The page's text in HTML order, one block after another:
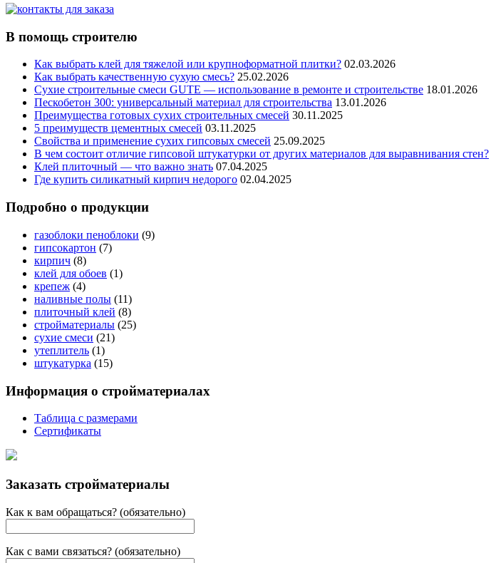
В помощь строителю
Как выбрать клей для тяжелой или крупноформатной плитки? 02.03.2026
Как выбрать качественную сухую смесь? 25.02.2026
Сухие строительные смеси GUTE — использование в ремонте и строительстве 18.01.2026
Пескобетон 300: универсальный материал для строительства 13.01.2026
Преимущества готовых сухих строительных смесей 30.11.2025
5 преимуществ цементных смесей 03.11.2025
Свойства и применение сухих гипсовых смесей 25.09.2025
В чем состоит отличие гипсовой штукатурки от других материалов для выравнивания стен?
Клей плиточный — что важно знать 07.04.2025
Где купить силикатный кирпич недорого 02.04.2025
Подробно о продукции
газоблоки пеноблоки (9)
гипсокартон (7)
кирпич (8)
клей для обоев (1)
крепеж (4)
наливные полы (11)
плиточный клей (8)
стройматериалы (25)
сухие смеси (21)
утеплитель (1)
штукатурка (15)
Информация о стройматериалах
Таблица с размерами
Сертификаты
Заказать стройматериалы
Как к вам обращаться? (обязательно)
Как с вами связаться? (обязательно)